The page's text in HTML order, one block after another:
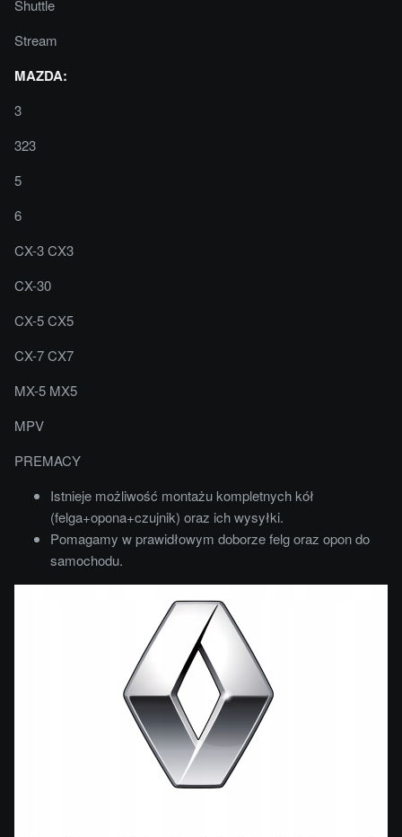
Shuttle
Stream
MAZDA:
3
323
5
6
CX-3 CX3
CX-30
CX-5 CX5
CX-7 CX7
MX-5 MX5
MPV
PREMACY
Istnieje możliwość montażu kompletnych kół
(felga+opona+czujnik) oraz ich wysyłki.
Pomagamy w prawidłowym doborze felg oraz opon do
samochodu.